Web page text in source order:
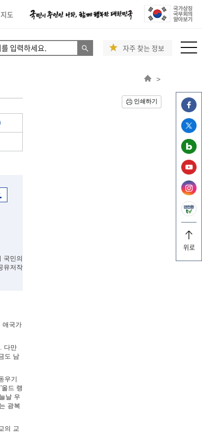
도
위로
자주 찾는 정보
>
인쇄하기
국민의
유저작
애국가
다만
도 남
우기
드 랭
날 우
광복
의 교